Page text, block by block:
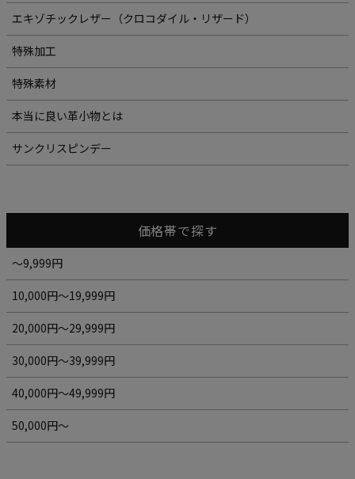
エキゾチックレザー（クロコダイル・リザード）
特殊加工
特殊素材
本当に良い革小物とは
サンクリスピンデー
価格帯で探す
～9,999円
10,000円～19,999円
20,000円～29,999円
30,000円～39,999円
40,000円～49,999円
50,000円～